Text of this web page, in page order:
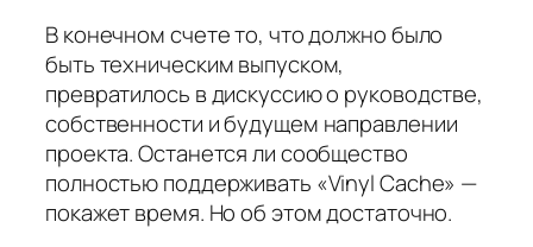
В конечном счете то, что должно было
быть техническим выпуском,
превратилось в дискуссию о руководстве,
собственности и будущем направлении
проекта. Останется ли сообщество
полностью поддерживать «Vinyl Cache» —
покажет время. Но об этом достаточно.